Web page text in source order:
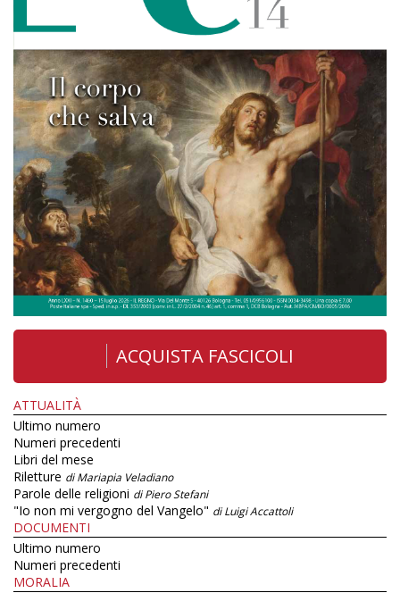
ACQUISTA FASCICOLI
ATTUALITÀ
Ultimo numero
Numeri precedenti
Libri del mese
Riletture di Mariapia Veladiano
Parole delle religioni di Piero Stefani
"Io non mi vergogno del Vangelo" di Luigi Accattoli
DOCUMENTI
Ultimo numero
Numeri precedenti
MORALIA